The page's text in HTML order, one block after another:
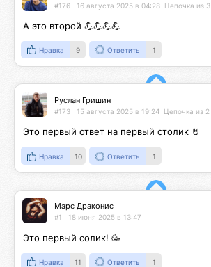
#176 16 августа 2025 в 04:28 Цепочка из 3
А это второй 💪💪💪💪
Нравка 9 Ответить 1
Руслан Гришин
#173 15 августа 2025 в 19:24 Цепочка из 2
Это первый ответ на первый столик 🤘
Нравка 10 Ответить 1
Марс Драконис
#1 18 июня 2025 в 13:47
Это первый солик! 🥳
Нравка 11 Ответить 1